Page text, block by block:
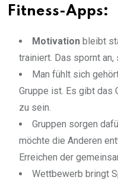
Fitness-Apps:
Motivation bleibt
trainiert. Das spornt
Man fühlt sich
Gruppe ist. Es gibt das
zu sein.
Gruppen sorgen
möchte die Anderen
Erreichen der
Wettbewerb bringt